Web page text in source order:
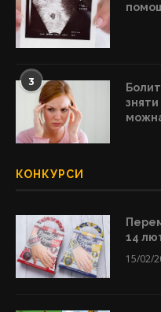
3
зняти
КОНКУРСИ
14
15/02/